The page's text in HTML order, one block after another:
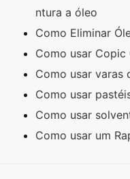
ntura a óleo
Como Eliminar
Como usar Copic
Como usar varas
Como usar
Como usar
Como usar um